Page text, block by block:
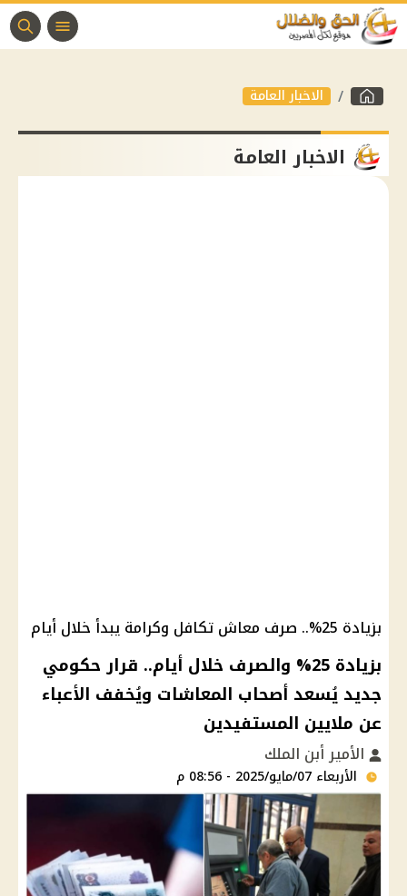
الاخبار العامة
الاخبار العامة
بزيادة 25%.. صرف معاش تكافل وكرامة يبدأ خلال أيام
بزيادة 25% والصرف خلال أيام.. قرار حكومي
جديد يُسعد أصحاب المعاشات ويُخفف الأعباء
عن ملايين المستفيدين
الأمير أبن الملك
الأربعاء 07/مايو/2025 - 08:56 م